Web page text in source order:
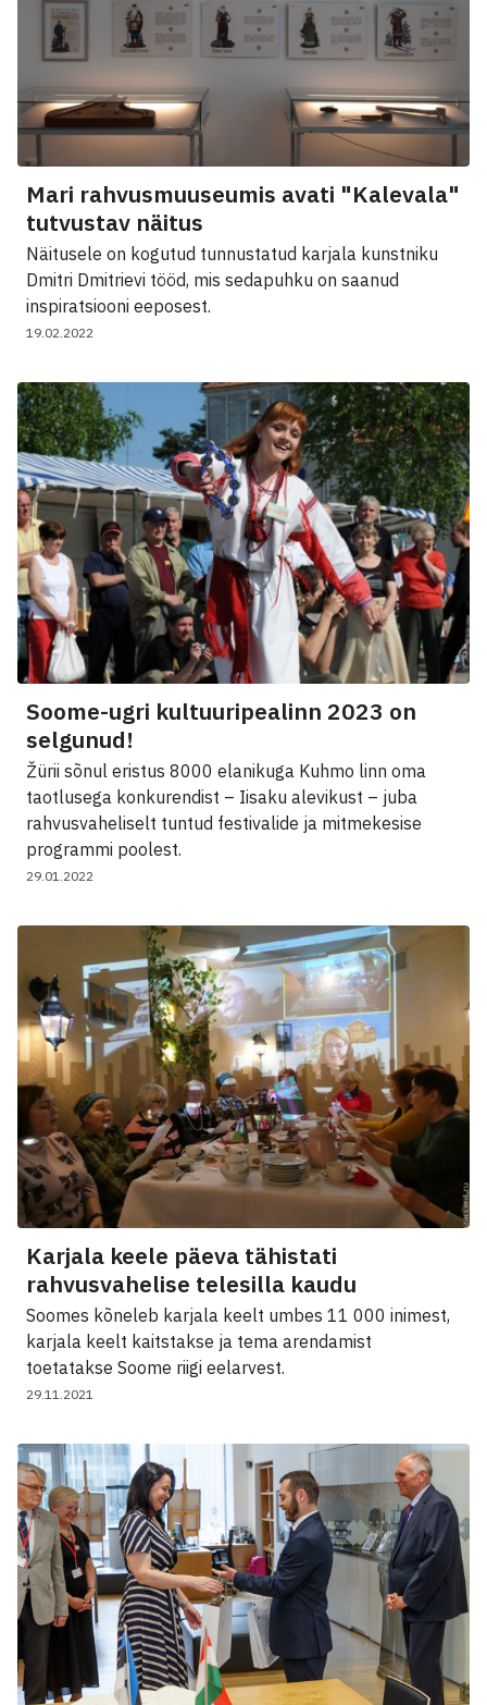
Mari rahvusmuuseumis avati "Kalevala"
tutvustav näitus
Näitusele on kogutud tunnustatud karjala kunstniku
Dmitri Dmitrievi tööd, mis sedapuhku on saanud
inspiratsiooni eeposest.
19.02.2022
Soome-ugri kultuuripealinn 2023 on
selgunud!
Žürii sõnul eristus 8000 elanikuga Kuhmo linn oma
taotlusega konkurendist – Iisaku alevikust – juba
rahvusvaheliselt tuntud festivalide ja mitmekesise
programmi poolest.
29.01.2022
Karjala keele päeva tähistati
rahvusvahelise telesilla kaudu
Soomes kõneleb karjala keelt umbes 11 000 inimest,
karjala keelt kaitstakse ja tema arendamist
toetatakse Soome riigi eelarvest.
29.11.2021